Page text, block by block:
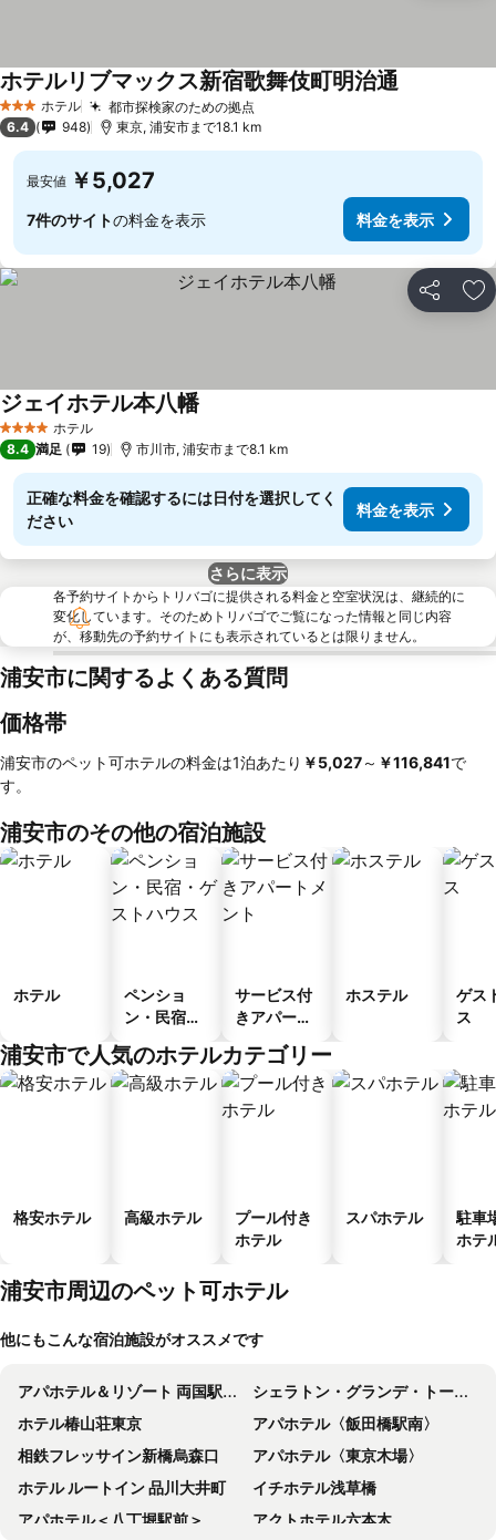
3 ホテルのランク
ホテル 都市探検家のための拠点
ホテルリブマックス新宿歌舞伎町明治通
6.4 948 東京, 浦安市まで18.1 km
最安値 ￥5,027
7件のサイトの料金を表示 料金を表示
シェア お
4 ホテルのランク
ホテル
ジェイホテル本八幡
8.4 満足 19 市川市, 浦安市まで8.1 km
正確な料金を確認するには日付を選択してく
ださい
料金を表示
さらに表示
各予約サイトからトリバゴに提供される料金と空室状況は、継続的に
変化しています。そのためトリバゴでご覧になった情報と同じ内容
が、移動先の予約サイトにも表示されているとは限りません。
浦安市に関するよくある質問
価格帯
浦安市のペット可ホテルの料金は1泊あたり ‎￥5,027～ ‎￥116,841で
す。
浦安市のその他の宿泊施設
ホテル
ペンショ
ン・民宿・
ス
サービス付
きアパート
ホステル
ゲス
ス
浦安市で人気のホテルカテゴリー
格安ホテル 高級ホテル
プール付き
ホテル
スパホテル
駐車
ホテ
浦安市周辺のペット可ホテル
他にもこんな宿泊施設がオススメです
アパホテル＆リゾート 両国駅タワー
シェラトン・グランデ・トーキョーベイ・ホテル
ホテル椿山荘東京
アパホテル〈飯田橋駅南〉
相鉄フレッサイン新橋烏森口
アパホテル〈東京木場〉
ホテル ルートイン 品川大井町
イチホテル浅草橋
アパホテル＜八丁堀駅前＞
アクトホテル六本木